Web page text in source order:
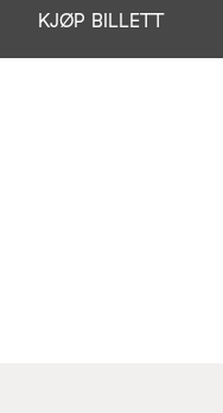
KJØP BILLETT